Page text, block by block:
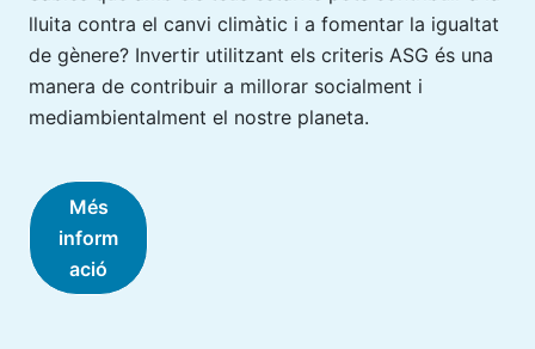
lluita contra el canvi climàtic i a fomentar la igualtat
de gènere? Invertir utilitzant els criteris ASG és una
manera de contribuir a millorar socialment i
mediambientalment el nostre planeta.
Més
inform
ació